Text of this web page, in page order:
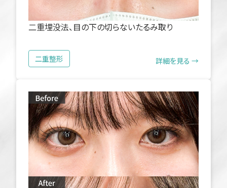
二重埋没法、目の下の切らないたるみ取り
二重整形 詳細を見る →